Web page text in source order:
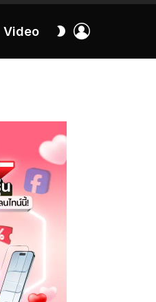
Video
สลับ